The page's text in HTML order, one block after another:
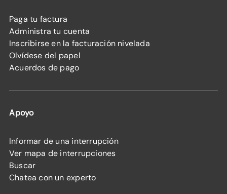
Paga tu factura
Administra tu cuenta
Inscribirse en la facturación nivelada
Olvídese del papel
Acuerdos de pago
Apoyo
Informar de una interrupción
Ver mapa de interrupciones
Buscar
Chatea con un experto